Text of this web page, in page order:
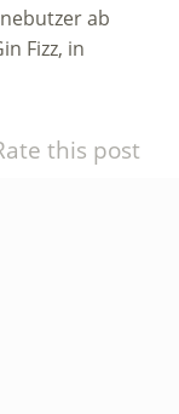
ab
Fizz, in
this post